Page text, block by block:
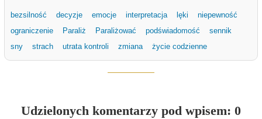
bezsilność decyzje emocje interpretacja lęki
niepewność
ograniczenie
Paraliż Paraliżować podświadomość
sennik
sny
strach utrata kontroli zmiana życie codzienne
Udzielonych komentarzy pod wpisem: 0